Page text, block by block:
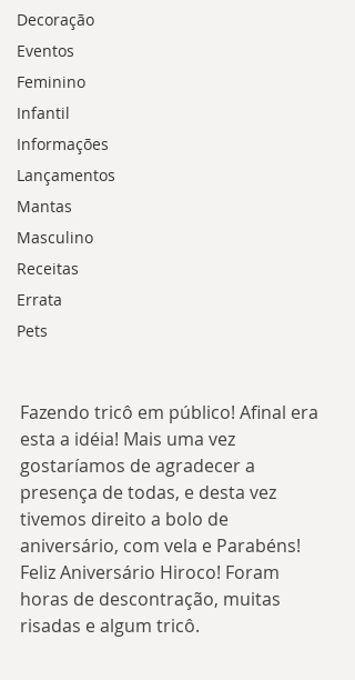
Decoração
Eventos
Feminino
Infantil
Informações
Lançamentos
Mantas
Masculino
Receitas
Errata
Pets
Fazendo tricô em público! Afinal era
esta a idéia! Mais uma vez
gostaríamos de agradecer a
presença de todas, e desta vez
tivemos direito a bolo de
aniversário, com vela e Parabéns!
Feliz Aniversário Hiroco! Foram
horas de descontração, muitas
risadas e algum tricô.